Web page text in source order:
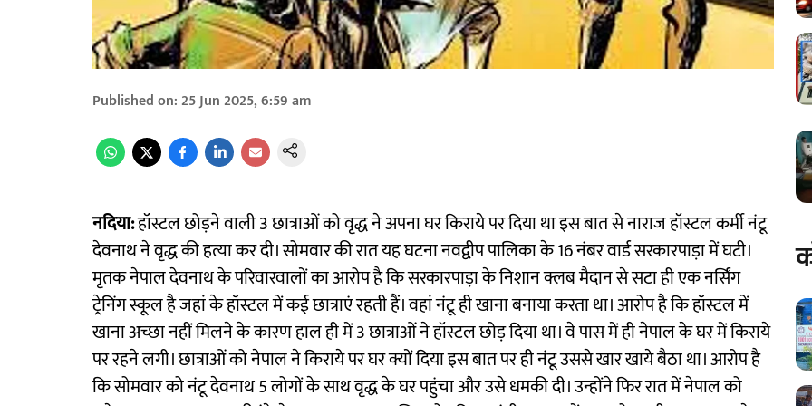
Published on:25 Jun 2025, 6:59 am
नदिया:हॉस्टल छोड़ने वाली 3 छात्राओं को वृद्ध ने अपना घर किराये पर दिया था इस बात से नाराज हॉस्टल कर्मी नंटू
देवनाथ ने वृद्ध की हत्या कर दी। सोमवार की रात यह घटना नवद्वीप पालिका के 16 नंबर वार्ड सरकारपाड़ा में घटी।
मृतक नेपाल देवनाथ के परिवारवालों का आरोप है कि सरकारपाड़ा के निशान क्लब मैदान से सटा ही एक नर्सिंग
ट्रेनिंग स्कूल है जहां के हॉस्टल में कई छात्राएं रहती हैं। वहां नंटू ही खाना बनाया करता था। आरोप है कि हॉस्टल में
खाना अच्छा नहीं मिलने के कारण हाल ही में 3 छात्राओं ने हॉस्टल छोड़ दिया था। वे पास में ही नेपाल के घर में किराये
पर रहने लगी। छात्राओं को नेपाल ने किराये पर घर क्यों दिया इस बात पर ही नंटू उससे खार खाये बैठा था। आरोप है
कि सोमवार को नंटू देवनाथ 5 लोगों के साथ वृद्ध के घर पहुंचा और उसे धमकी दी। उन्होंने फिर रात में नेपाल को